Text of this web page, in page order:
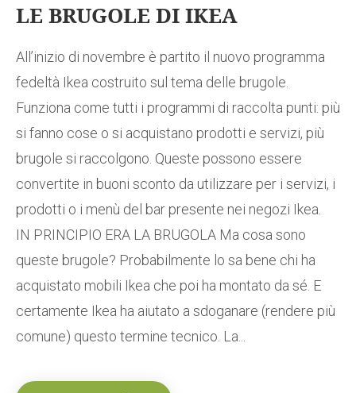
LE BRUGOLE DI IKEA
All’inizio di novembre è partito il nuovo programma
fedeltà Ikea costruito sul tema delle brugole.
Funziona come tutti i programmi di raccolta punti: più
si fanno cose o si acquistano prodotti e servizi, più
brugole si raccolgono. Queste possono essere
convertite in buoni sconto da utilizzare per i servizi, i
prodotti o i menù del bar presente nei negozi Ikea.
IN PRINCIPIO ERA LA BRUGOLA Ma cosa sono
queste brugole? Probabilmente lo sa bene chi ha
acquistato mobili Ikea che poi ha montato da sé. E
certamente Ikea ha aiutato a sdoganare (rendere più
comune) questo termine tecnico. La...